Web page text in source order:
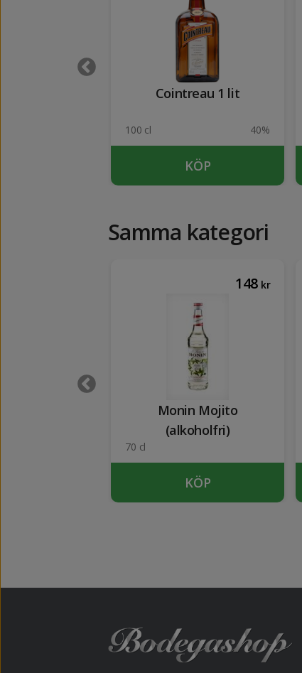
Cointreau 1 lit
100 cl 40%
KÖP
Samma kategori
148 kr
Monin Mojito
(alkoholfri)
70 cl
KÖP